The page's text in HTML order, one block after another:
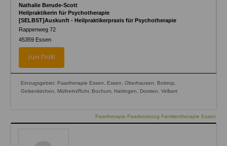
Nathalie Berude-Scott
Heilpraktikerin für Psychotherapie
[SELBST]Auskunft - Heilpraktikerpraxis für Psychotherapie
Rappenweg 72
45359 Essen
zum Profil
Einzugsgebiet: Paartherapie Essen, Essen, Oberhausen, Bottrop,
Gelsenkirchen, Mülheim/Ruhr, Bochum, Hattingen, Dorsten, Velbert
Paartherapie Paarberatung Familientherapie Essen